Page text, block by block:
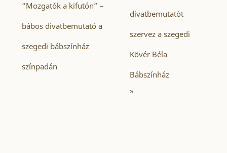
“Mozgatók a kifutón” –
bábos divatbemutató a
szegedi bábszínház
színpadán
divatbemutatót
szervez a szegedi
Kövér Béla
Bábszínház
»